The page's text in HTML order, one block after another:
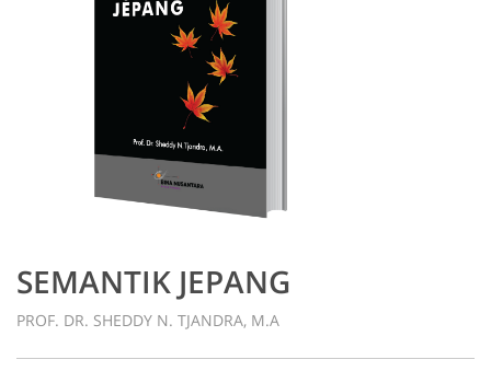
SEMANTIK JEPANG
PROF. DR. SHEDDY N. TJANDRA, M.A